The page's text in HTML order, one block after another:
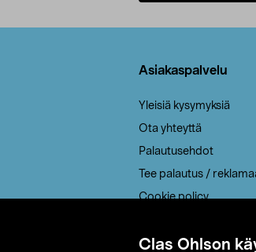
Clas Ohlson
Asiakaspalvelu
Yleisiä kysymyksiä
Ota yhteyttä
Palautusehdot
Tee palautus /
Cookie policy
Saavutettavuus